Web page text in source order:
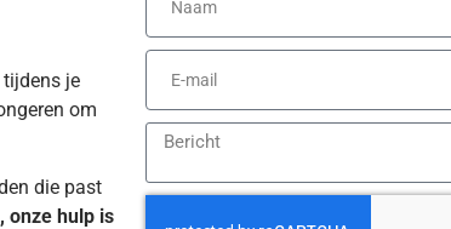
je
om
die past
onze hulp is